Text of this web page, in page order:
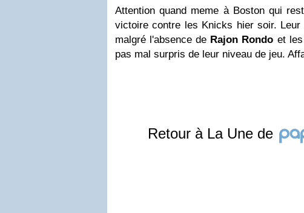
Attention quand meme à Boston qui
victoire contre les Knicks hier soir.
malgré l'absence de Rajon Rondo et
pas mal surpris de leur niveau de jeu.
Retour à La Une de